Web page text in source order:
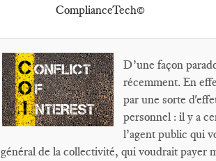
ComplianceTech©
D’une façon
récemment. En
par une sorte
personnel : il y a
l’agent public qui
général de la collectivité, qui voudrait payer